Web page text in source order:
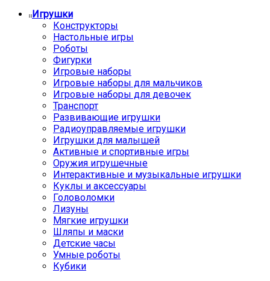
Игрушки
Конструкторы
Настольные игры
Роботы
Фигурки
Игровые наборы
Игровые наборы для мальчиков
Игровые наборы для девочек
Транспорт
Развивающие игрушки
Радиоуправляемые игрушки
Игрушки для малышей
Активные и спортивные игры
Оружия игрушечные
Интерактивные и музыкальные игрушки
Куклы и аксессуары
Головоломки
Лизуны
Мягкие игрушки
Шляпы и маски
Детские часы
Умные роботы
Кубики